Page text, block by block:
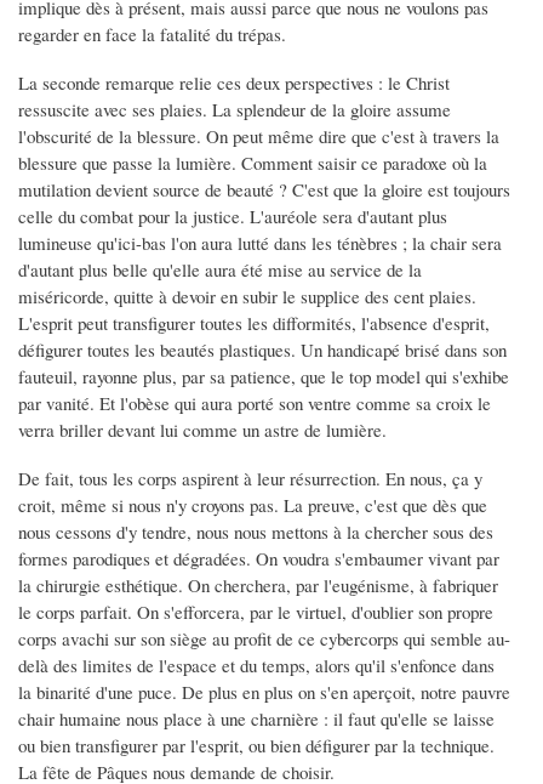
implique dès à présent, mais aussi parce que nous ne voulons pas
regarder en face la fatalité du trépas.
La seconde remarque relie ces deux perspectives : le Christ
ressuscite avec ses plaies. La splendeur de la gloire assume
l'obscurité de la blessure. On peut même dire que c'est à travers la
blessure que passe la lumière. Comment saisir ce paradoxe où la
mutilation devient source de beauté ? C'est que la gloire est toujours
celle du combat pour la justice. L'auréole sera d'autant plus
lumineuse qu'ici-bas l'on aura lutté dans les ténèbres ; la chair sera
d'autant plus belle qu'elle aura été mise au service de la
miséricorde, quitte à devoir en subir le supplice des cent plaies.
L'esprit peut transfigurer toutes les difformités, l'absence d'esprit,
défigurer toutes les beautés plastiques. Un handicapé brisé dans son
fauteuil, rayonne plus, par sa patience, que le top model qui s'exhibe
par vanité. Et l'obèse qui aura porté son ventre comme sa croix le
verra briller devant lui comme un astre de lumière.
De fait, tous les corps aspirent à leur résurrection. En nous, ça y
croit, même si nous n'y croyons pas. La preuve, c'est que dès que
nous cessons d'y tendre, nous nous mettons à la chercher sous des
formes parodiques et dégradées. On voudra s'embaumer vivant par
la chirurgie esthétique. On cherchera, par l'eugénisme, à fabriquer
le corps parfait. On s'efforcera, par le virtuel, d'oublier son propre
corps avachi sur son siège au profit de ce cybercorps qui semble au-
delà des limites de l'espace et du temps, alors qu'il s'enfonce dans
la binarité d'une puce. De plus en plus on s'en aperçoit, notre pauvre
chair humaine nous place à une charnière : il faut qu'elle se laisse
ou bien transfigurer par l'esprit, ou bien défigurer par la technique.
La fête de Pâques nous demande de choisir.